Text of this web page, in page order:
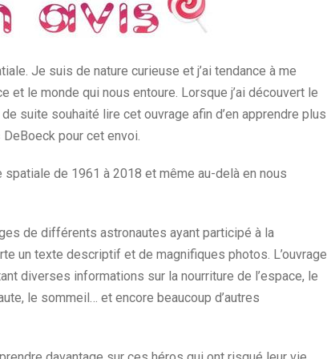
Je suis de nature curieuse et j’ai tendance à me
le monde qui nous entoure. Lorsque j’ai découvert le
suite souhaité lire cet ouvrage afin d’en apprendre plus
pour cet envoi.
de 1961 à 2018 et même au-delà en nous
de différents astronautes ayant participé à la
un texte descriptif et de magnifiques photos. L’ouvrage
diverses informations sur la nourriture de l’espace, le
le sommeil… et encore beaucoup d’autres